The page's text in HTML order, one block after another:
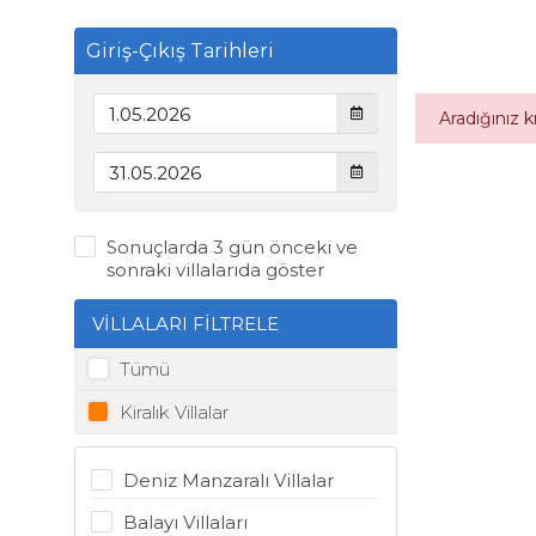
Giriş-Çıkış Tarihleri
Sonuçlarda 3 gün önceki ve
sonraki villalarıda göster
VİLLALARI FİLTRELE
Tümü
Kiralık Villalar
Deniz Manzaralı Villalar
Balayı Villaları